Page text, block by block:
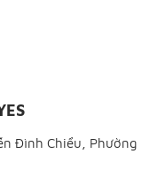
Đình Chiểu, Phường